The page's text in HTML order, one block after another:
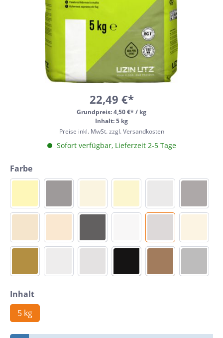
22,49 €*
Grundpreis:4,50 €* / kg
Inhalt: 5 kg
Preise inkl. MwSt. zzgl. Versandkosten
Sofort verfügbar, Lieferzeit 2-5 Tage
Farbe
Inhalt
5 kg